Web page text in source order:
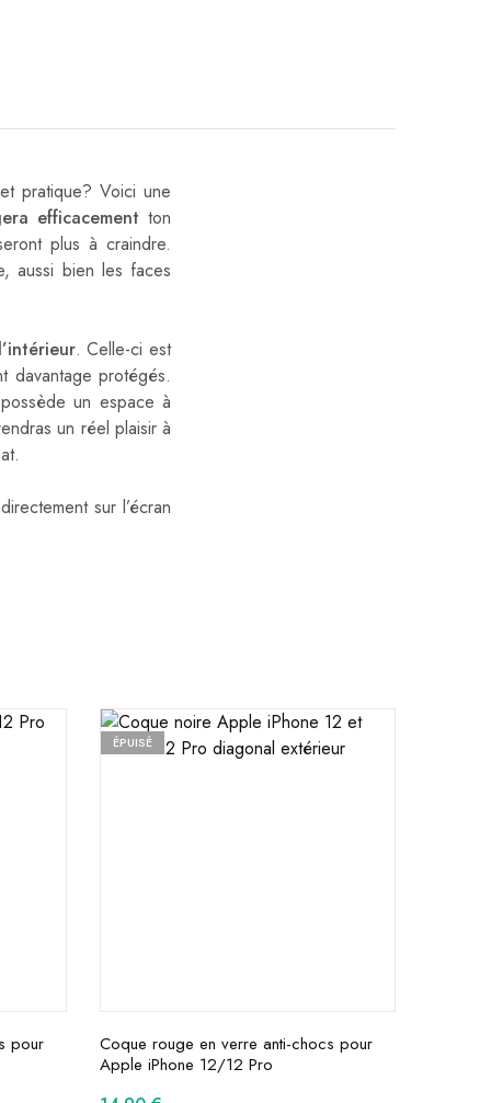
pratique? Voici une
efficacement ton
plus à craindre.
aussi bien les faces
. Celle-ci est
davantage protégés.
un espace à
un réel plaisir à
sur l’écran
pour
ÉPUISÉ
Coque rouge en verre anti-chocs pour
Apple iPhone 12/12 Pro